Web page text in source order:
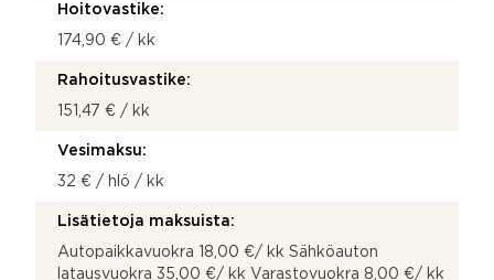
Hoitovastike:
174,90 € / kk
Rahoitusvastike:
151,47 € / kk
Vesimaksu:
32 € / hlö / kk
Lisätietoja maksuista:
Autopaikkavuokra 18,00 €/ kk Sähköauton
latausvuokra 35,00 €/ kk Varastovuokra 8,00 €/ kk